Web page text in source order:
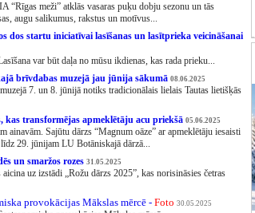
“Rīgas meži” atklās vasaras puķu dobju sezonu un tās
augu salikumus, rakstus un motīvus...
dos startu iniciatīvai lasīšanas un lasītprieka veicināšanai
var būt daļa no mūsu ikdienas, kas rada prieku...
brīvdabas muzejā jau jūnija sākumā 08.06.2025
7. un 8. jūnijā notiks tradicionālais lielais Tautas lietišķās
kas transformējas apmeklētāju acu priekšā 05.06.2025
ainavām. Sajūtu dārzs “Magnum oāze” ar apmeklētāju iesaisti
29. jūnijam LU Botāniskajā dārzā...
un smaržos rozes 31.05.2025
uz izstādi „Rožu dārzs 2025”, kas norisināsies četras
provokācijas Mākslas mērcē - Foto 30.05.2025